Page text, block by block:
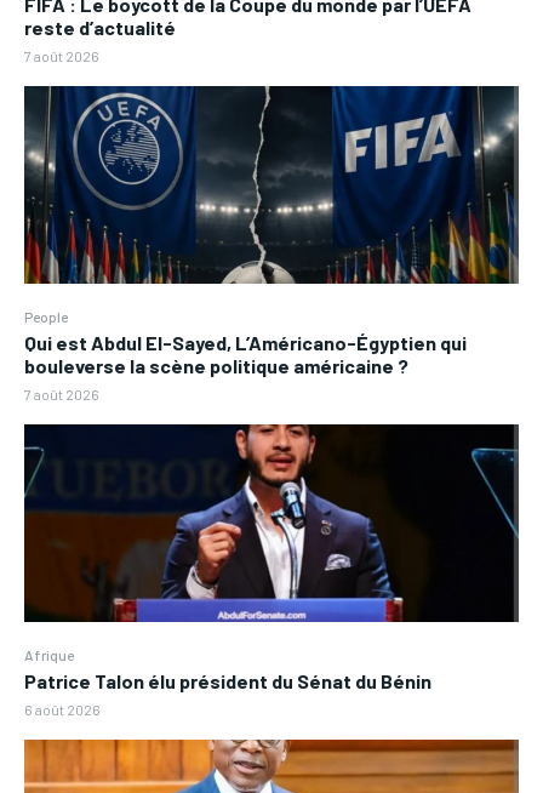
reste d’actualité
7 août 2026
People
Qui est Abdul El-Sayed, L’Américano-Égyptien qui
bouleverse la scène politique américaine ?
7 août 2026
Afrique
Patrice Talon élu président du Sénat du Bénin
6 août 2026